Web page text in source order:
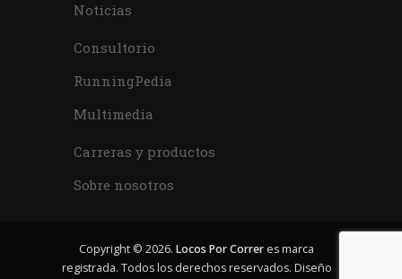
Noticias
Consultorio
RunningPedia
Multimedia
Carreras y productos
Sobre nosotros
Copyright © 2026. Locos Por Correr es marca
registrada. Todos los derechos reservados. Diseño